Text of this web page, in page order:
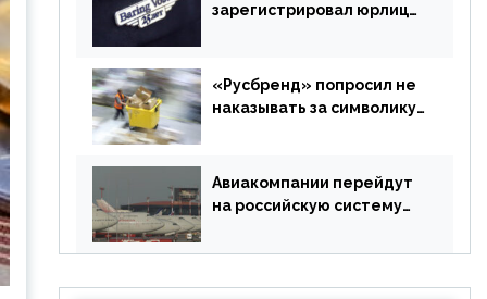
зарегистрировал юрлицо
«Русбренд» попросил не
наказывать за символику
Авиакомпании перейдут
на российскую систему